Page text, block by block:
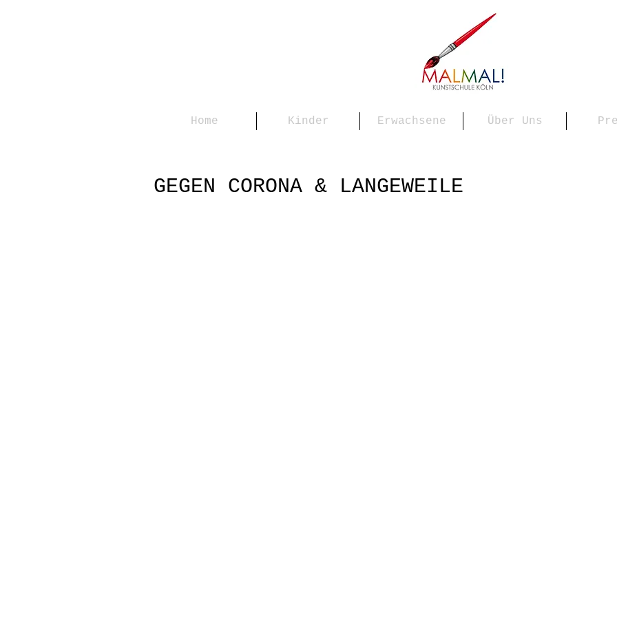
Home Kinder Erwachsene Über Uns
GEGEN CORONA & LANGEWEILE